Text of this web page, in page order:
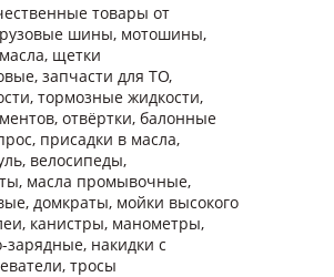
товары от
шины, мотошины,
щетки
запчасти для ТО,
тормозные жидкости,
отвёртки, балонные
присадки в масла,
велосипеды,
масла промывочные,
домкраты, мойки высокого
канистры, манометры,
зарядные, накидки с
тросы